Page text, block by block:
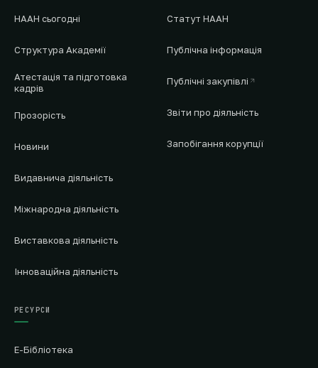
НААН сьогодні
Структура Академії
Атестація та підготовка
кадрів
Прозорість
Новини
Видавнича діяльність
Міжнародна діяльність
Виставкова діяльність
Інноваційна діяльність
Статут НААН
Публічна інформація
Публічні закупівлі
Звіти про діяльність
Запобігання корупції
РЕСУРСИ
Е-Бібліотека